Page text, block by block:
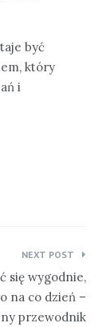
być
który
i
NEXT POST
się wygodnie,
na co dzień –
przewodnik